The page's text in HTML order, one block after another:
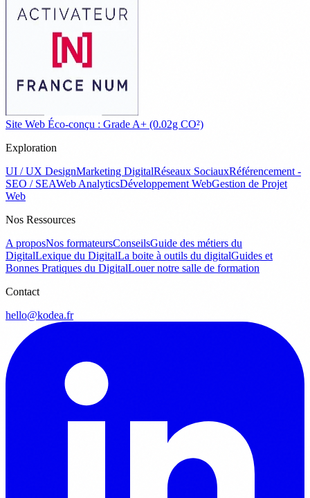
Site Web Éco-conçu : Grade A+ (0.02g CO²)
Exploration
UI / UX DesignMarketing DigitalRéseaux SociauxRéférencement -
SEO / SEAWeb AnalyticsDéveloppement WebGestion de Projet
Web
Nos Ressources
A proposNos formateursConseilsGuide des métiers du
DigitalLexique du DigitalLa boite à outils du digitalGuides et
Bonnes Pratiques du DigitalLouer notre salle de formation
Contact
hello@kodea.fr